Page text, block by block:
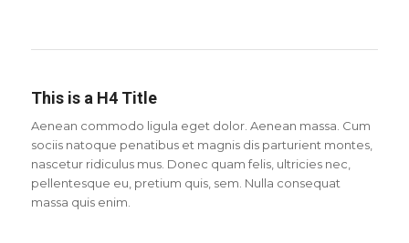
This is a H4 Title
Aenean commodo ligula eget dolor. Aenean massa. Cum
sociis natoque penatibus et magnis dis parturient montes,
nascetur ridiculus mus. Donec quam felis, ultricies nec,
pellentesque eu, pretium quis, sem. Nulla consequat
massa quis enim.